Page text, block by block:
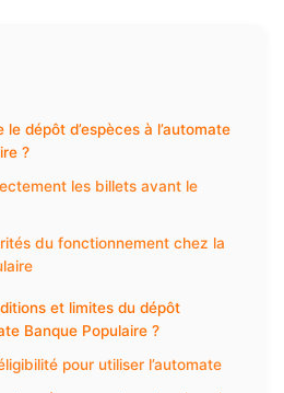
dépôt d’espèces à l’automate
?
les billets avant le
du fonctionnement chez la
et limites du dépôt
Banque Populaire ?
pour utiliser l’automate